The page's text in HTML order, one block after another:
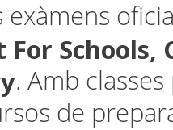
exàmens
Schools,
. Amb
de